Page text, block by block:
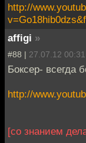
http://
affigi »
#88 | 27.07.12 00:31
Боксер- всегда
http://
[со знанием